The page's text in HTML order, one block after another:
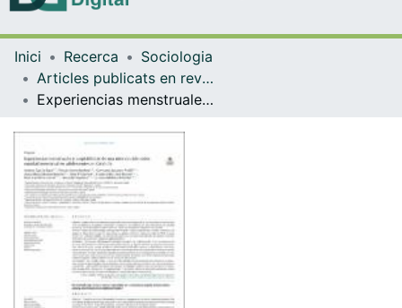
Navega per tot el DD
Com publicar
Inici Recerca
Sociologia
Articles publicats en revistes (Sociologia)
Experiencias menstruales y aceptabilidad de una intervención sobre equidad menstrual en adolescentes en Cataluña